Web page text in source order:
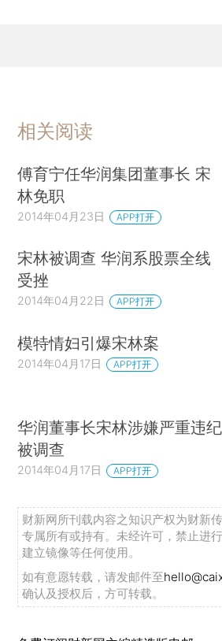
相关阅读
傅育宁任华润集团董事长 宋
林免职
2014年04月23日 APP打开
宋林被调查 华润系股票全线
受挫
2014年04月22日 APP打开
模特情妇引爆宋林案
2014年04月17日 APP打开
华润董事长宋林涉嫌严重违纪
被调查
2014年04月17日 APP打开
财新网所刊载内容之知识产权为财新
专属所有或持有。未经许可，禁止进
建立镜像等任何使用。
如有意愿转载，请发邮件至
确认及授权后，方可转载。